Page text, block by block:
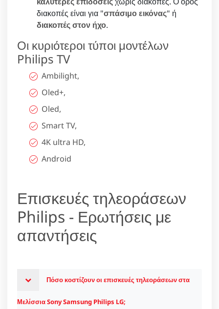
διακοπές είναι για "σπάσιμο εικόνας" ή
διακοπές στον ήχο.
Οι κυριότεροι τύποι μοντέλων
Philips TV
Ambilight,
Oled+,
Oled,
Smart TV,
4K ultra HD,
Android
Επισκευές τηλεοράσεων
Philips - Ερωτήσεις με
απαντήσεις
Πόσο κοστίζουν οι επισκευές τηλεοράσεων στα
Μελίσσια Sony Samsung Philips LG;